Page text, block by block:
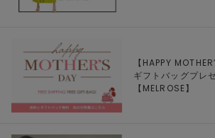
【HAPPY
ギフトバッグプレ
【 MELROSE】